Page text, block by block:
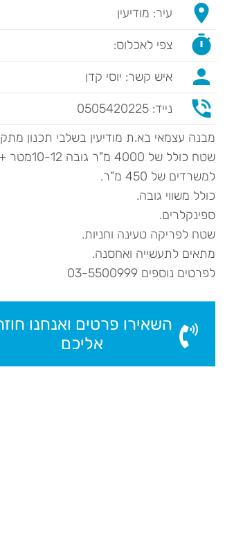
place עיר: מודיעין
timer צפי לאכלוס:
person איש קשר: יוסי קדן
phone_in_talk
נייד: 0505420225
מבנה עצמאי בא.ת מודיעין בשלבי תכנון
שטח כולל של 4000
למשרדים של 450 מ"ר.
כולל משווי גובה.
ספינקלרים.
שטח לפריקה טעינה וחניות.
מתאים לתעשייה ואחסנה.
לפרטים נוספים 03-5500999
השאירו פרטים ואנחנו
אליכם